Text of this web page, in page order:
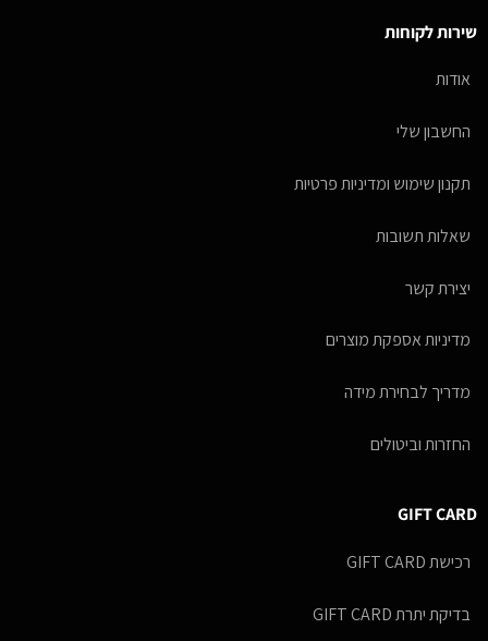
שירות לקוחות
אודות
החשבון שלי
תקנון שימוש ומדיניות פרטיות
שאלות תשובות
יצירת קשר
מדיניות אספקת מוצרים
מדריך לבחירת מידה
החזרות וביטולים
GIFT CARD
רכישת GIFT CARD
בדיקת יתרת GIFT CARD